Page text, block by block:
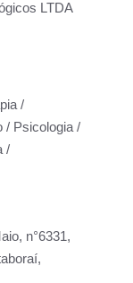
LTDA
/
/ Psicologia /
/
n°6331,